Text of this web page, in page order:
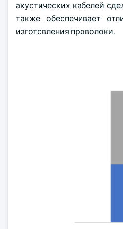
акустических кабелей
также обеспечивает
изготовления проволоки.